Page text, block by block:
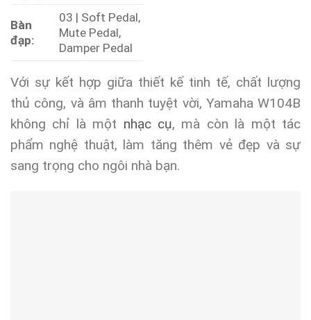
Bàn
đạp:
03 | Soft Pedal,
Mute Pedal,
Damper Pedal
Với sự kết hợp giữa thiết kế tinh tế, chất lượng
thủ công, và âm thanh tuyệt vời, Yamaha W104B
không chỉ là một nhạc cụ, mà còn là một tác
phẩm nghệ thuật, làm tăng thêm vẻ đẹp và sự
sang trọng cho ngôi nhà bạn.